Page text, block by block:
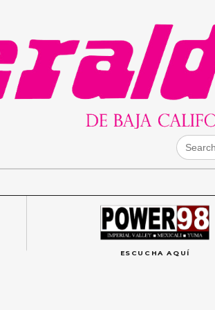
Search
for:
ESCUCHA AQUÍ